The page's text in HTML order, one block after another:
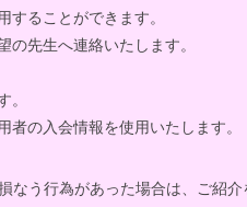
することができます。
の先生へ連絡いたします。
。
の入会情報を使用いたします。
なう行為があった場合は、ご紹